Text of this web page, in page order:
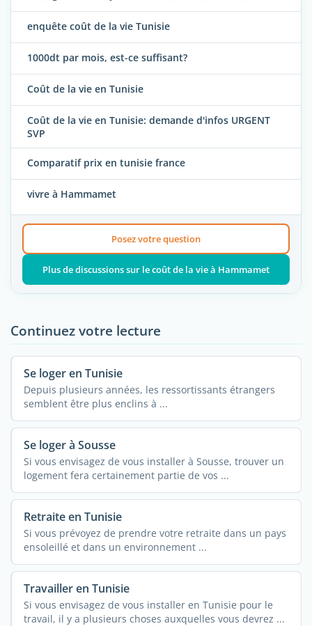
enquête coût de la vie Tunisie
1000dt par mois, est-ce suffisant?
Coût de la vie en Tunisie
Coût de la vie en Tunisie: demande d'infos URGENT
SVP
Comparatif prix en tunisie france
vivre à Hammamet
Posez votre question
Plus de discussions sur le coût de la vie à Hammamet
Continuez votre lecture
Se loger en Tunisie
Depuis plusieurs années, les ressortissants étrangers
semblent être plus enclins à ...
Se loger à Sousse
Si vous envisagez de vous installer à Sousse, trouver un
logement fera certainement partie de vos ...
Retraite en Tunisie
Si vous prévoyez de prendre votre retraite dans un pays
ensoleillé et dans un environnement ...
Travailler en Tunisie
Si vous envisagez de vous installer en Tunisie pour le
travail, il y a plusieurs choses auxquelles vous devrez ...